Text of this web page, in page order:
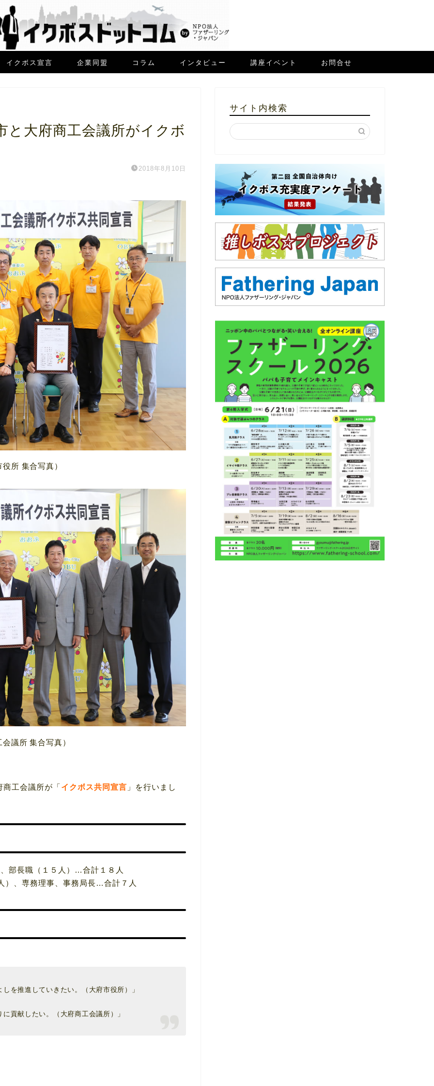
イクボス宣言 企業同盟 コラム インタビュー 講座イベント お問合せ
と大府商工会議所がイクボ
2018年8月10日
所 集合写真）
議所 集合写真）
工会議所が「 イクボス共同宣言 」を行いまし
部長職（１５人）…合計１８人
）、専務理事、事務局長…合計７人
を推進していきたい。（大府市役所）」
貢献したい。（大府商工会議所）」
サイト内検索